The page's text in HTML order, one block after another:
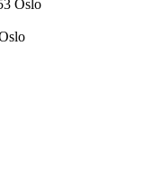
Oslo